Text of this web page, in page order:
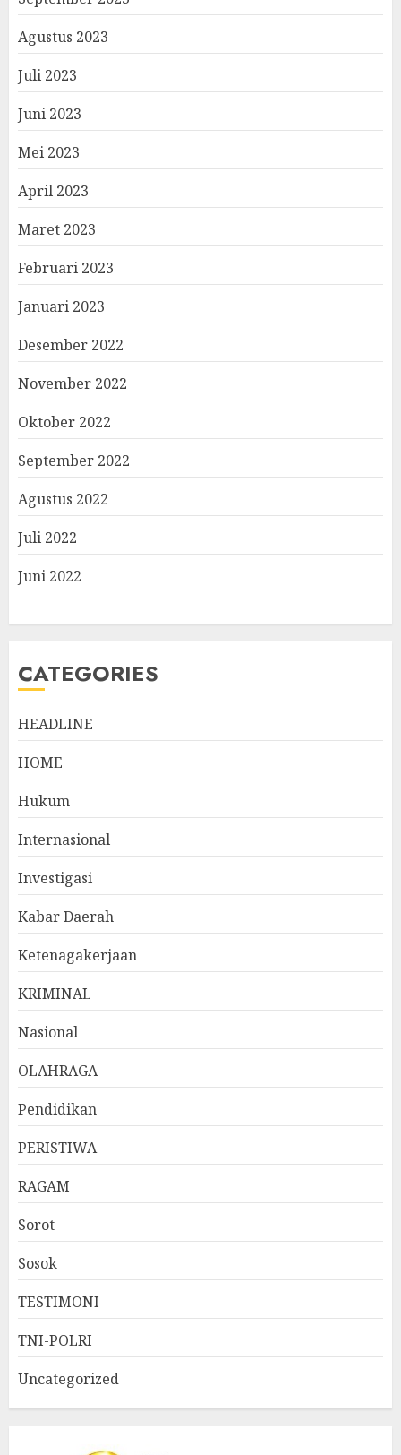
Agustus 2023
Juli 2023
Juni 2023
Mei 2023
April 2023
Maret 2023
Februari 2023
Januari 2023
Desember 2022
November 2022
Oktober 2022
September 2022
Agustus 2022
Juli 2022
Juni 2022
CATEGORIES
HEADLINE
HOME
Hukum
Internasional
Investigasi
Kabar Daerah
Ketenagakerjaan
KRIMINAL
Nasional
OLAHRAGA
Pendidikan
PERISTIWA
RAGAM
Sorot
Sosok
TESTIMONI
TNI-POLRI
Uncategorized